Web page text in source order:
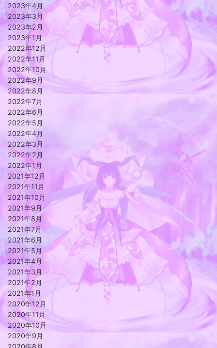
2023年4月
2023年3月
2023年2月
2023年1月
2022年12月
2022年11月
2022年10月
2022年9月
2022年8月
2022年7月
2022年6月
2022年5月
2022年4月
2022年3月
2022年2月
2022年1月
2021年12月
2021年11月
2021年10月
2021年9月
2021年8月
2021年7月
2021年6月
2021年5月
2021年4月
2021年3月
2021年2月
2021年1月
2020年12月
2020年11月
2020年10月
2020年9月